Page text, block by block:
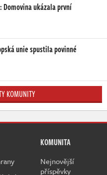
Domovina ukázala první
unie spustila povinné
KOMUNITY
KOMUNITA
Nejnovější
příspěvky